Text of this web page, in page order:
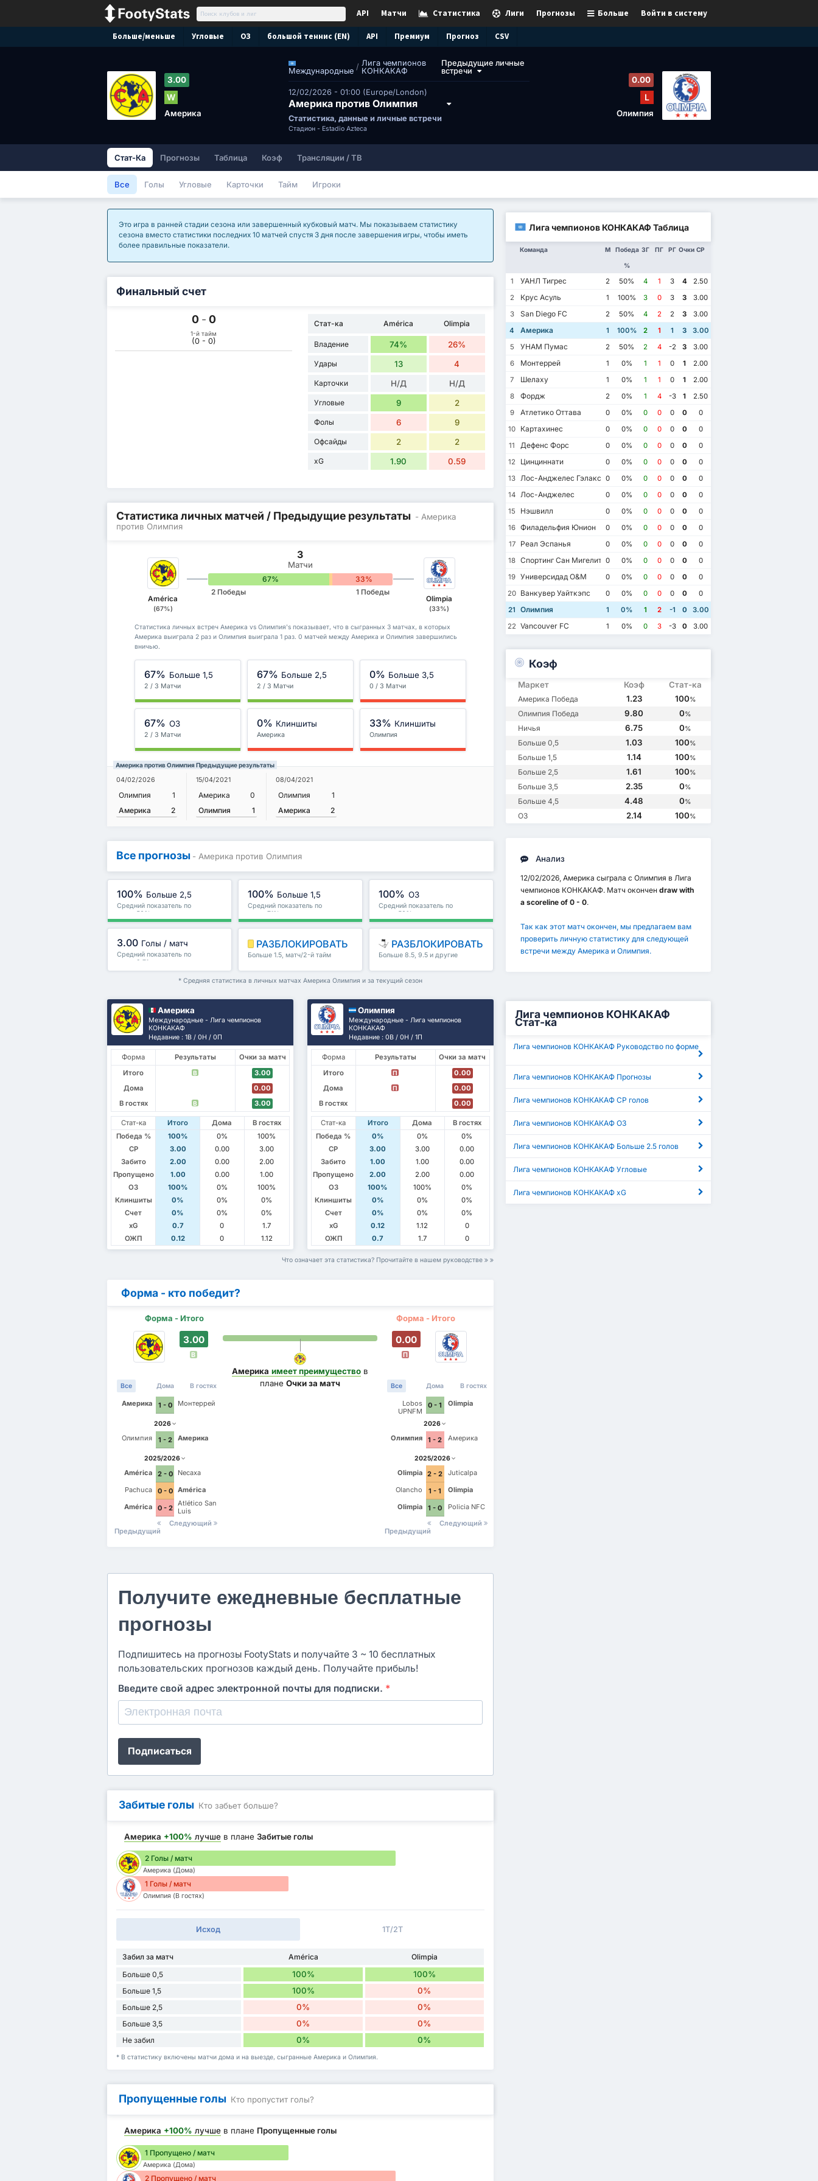
Войти в систему
Больше
Прогнозы
Лиги
Статистика
Матчи
API
Больше/меньше Угловые ОЗ большой теннис (EN) API Премиум Прогноз CSV
Международные / Лига чемпионов
КОНКАКАФ
Предыдущие личные
встречи
12/02/2026 - 01:00 (Europe/London)
Америка против Олимпия
Статистика, данные и личные встречи
Стадион - Estadio Azteca
3.00
W
Америка
0.00
L
Олимпия
Стат-Ка Прогнозы Таблица Коэф Трансляции / ТВ
Все Голы Угловые Карточки Тайм Игроки
Это игра в ранней стадии сезона или завершенный кубковый матч. Мы показываем статистику
сезона вместо статистики последних 10 матчей спустя 3 дня после завершения игры, чтобы иметь
более правильные показатели.
Финальный счет
0 - 0
1-й тайм
(0 - 0)
Стат-ка América Olimpia
Владение 74% 26%
Удары 13 4
Карточки Н/Д Н/Д
Угловые 9 2
Фолы 6 9
Офсайды 2 2
xG 1.90 0.59
Статистика личных матчей / Предыдущие результаты - Америка
против Олимпия
América
(67%)
3
Матчи
67% 33%
2 Победы 1 Победы
Olimpia
(33%)
Статистика личных встреч Америка vs Олимпия's показывает, что в сыгранных 3 матчах, в которых
Америка выиграла 2 раз и Олимпия выиграла 1 раз. 0 матчей между Америка и Олимпия завершились
вничью.
67% Больше 1,5
2 / 3 Матчи
67% Больше 2,5
2 / 3 Матчи
0% Больше 3,5
0 / 3 Матчи
67% ОЗ
2 / 3 Матчи
0% Клиншиты
Америка
33% Клиншиты
Олимпия
Америка против Олимпия Предыдущие результаты
04/02/2026
Олимпия
1
Америка
2
15/04/2021
Америка
0
Олимпия
1
08/04/2021
Олимпия
1
Америка
2
Все прогнозы - Америка против Олимпия
100% Больше 2,5
Средний показатель по
лиге : 56%
100% Больше 1,5
Средний показатель по
лиге : 71%
100% ОЗ
Средний показатель по
лиге : 56%
3.00 Голы / матч
Средний показатель по
лиге : 2.71
РАЗБЛОКИРОВАТЬ
Больше 1.5, матч/2-й тайм
РАЗБЛОКИРОВАТЬ
Больше 8.5, 9.5 и другие
* Средняя статистика в личных матчах Америка Олимпия и за текущий сезон
Америка
Международные - Лига чемпионов
КОНКАКАФ
Недавние : 1В / 0Н / 0П
Форма Результаты
Очки за матч
Итого
В
3.00
Дома
0.00
В гостях
В 3.00
Стат-ка Итого Дома
В гостях
Победа %
100% 0%
100%
СР
3.00 0.00
3.00
Забито
2.00 0.00
2.00
Пропущено
1.00 0.00
1.00
ОЗ
100% 0%
100%
Клиншиты
0% 0%
0%
Счет
0% 0%
0%
xG
0.7 0
1.7
ОЖП
0.12 0 1.12
Олимпия
Международные - Лига чемпионов
КОНКАКАФ
Недавние : 0В / 0Н / 1П
Форма Результаты
Очки за матч
Итого
П
0.00
Дома
П
0.00
В гостях
0.00
Стат-ка Итого Дома
В гостях
Победа %
0% 0%
0%
СР
3.00 3.00
0.00
Забито
1.00 1.00
0.00
Пропущено
2.00 2.00
0.00
ОЗ
100% 100%
0%
Клиншиты
0% 0%
0%
Счет
0% 0%
0%
xG
0.12 1.12
0
ОЖП
0.7 1.7 0
Что означает эта статистика? Прочитайте в нашем руководстве
Форма - кто победит?
Форма - Итого Форма - Итого
3.00
В
Все Дома В гостях
Америка 1 - 0 Монтеррей
2026
Олимпия 1 - 2 Америка
2025/2026
América 2 - 0
Necaxa
Pachuca
0 - 0
América
América
0 - 2
Atlético San
Luis
Предыдущий
Следующий
Америка имеет преимуществов
плане Очки за матч
0.00
П
Все Дома В гостях
Lobos
UPNFM
0 - 1 Olimpia
2026
Олимпия 1 - 2 Америка
2025/2026
Olimpia 2 - 2
Juticalpa
Olancho
1 - 1
Olimpia
Olimpia
1 - 0 Policia NFC
Предыдущий
Следующий
Получите ежедневные бесплатные
прогнозы
Подпишитесь на прогнозы FootyStats и получайте 3 ~ 10 бесплатных
пользовательских прогнозов каждый день. Получайте прибыль!
Введите свой адрес электронной почты для подписки. *
Подписаться
Забитые голы Кто забьет больше?
Америка +100% лучше в планеЗабитые голы
2 Голы / матч
Америка (Дома)
1 Голы / матч
Олимпия (В гостях)
Исход 1Т/2Т
Забил за матч América
Olimpia
Больше 0,5
100% 100%
Больше 1,5 100% 0%
Больше 2,5 0% 0%
Больше 3,5 0% 0%
Не забил 0% 0%
* В статистику включены матчи дома и на выезде, сыгранные Америка и Олимпия.
Пропущенные голы Кто пропустит голы?
Америка +100% лучше в плане Пропущенные голы
1 Пропущено / матч
Америка (Дома)
2 Пропущено / матч
Лига чемпионов КОНКАКАФ Таблица
Команда М Победа
%
ЗГ ПГ РГ Очки СР
1 УАНЛ Тигрес 2 50% 4 1 3 4
2.50
2
Крус Асуль 1 100% 3 0 3 3
3.00
3
San Diego FC 2 50% 4 2 2 3
3.00
4
Америка 1 100% 2 1 1 3
3.00
5
УНАМ Пумас 2 50% 2 4 -2 3
3.00
6
Монтеррей 1 0% 1 1 0 1
2.00
7
Шелаху 1 0% 1 1 0 1
2.00
8
Фордж 2 0% 1 4 -3 1
2.50
9
Атлетико Оттава 0 0% 0 0 0 0
0
10
Картахинес 0 0% 0 0 0 0
0
11
Дефенс Форс 0 0% 0 0 0 0
0
12
Цинциннати 0 0% 0 0 0 0
0
13 Лос-Анджелес Гэлакси 0 0% 0 0 0 0
0
14 Лос-Анджелес 0 0% 0 0 0 0
0
15
Нэшвилл 0 0% 0 0 0 0
0
16 Филадельфия Юнион 0 0% 0 0 0 0
0
17
Реал Эспанья 0 0% 0 0 0 0
0
18 Спортинг Сан Мигелито0 0% 0 0 0 0
0
19 Универсидад О&М 0 0% 0 0 0 0
0
20 Ванкувер Уайткэпс 0 0% 0 0 0 0
0
21
Олимпия 1 0% 1 2 -1 0
3.00
22 Vancouver FC 1 0% 0 3 -3 0 3.00
Коэф
Маркет Коэф Стат-ка
Америка Победа 1.23 100%
Олимпия Победа 9.80 0%
Ничья 6.75 0%
Больше 0,5 1.03 100%
Больше 1,5 1.14 100%
Больше 2,5 1.61 100%
Больше 3,5 2.35 0%
Больше 4,5 4.48 0%
ОЗ 2.14 100%
Анализ
12/02/2026, Америка сыграла с Олимпия в Лига
чемпионов КОНКАКАФ. Матч окончен draw with
a scoreline of 0 - 0.
Так как этот матч окончен, мы предлагаем вам
проверить личную статистику для следующей
встречи между Америка и Олимпия.
Лига чемпионов КОНКАКАФ
Стат-ка
Лига чемпионов КОНКАКАФ Руководство по форме
Лига чемпионов КОНКАКАФ Прогнозы
Лига чемпионов КОНКАКАФ СР голов
Лига чемпионов КОНКАКАФ ОЗ
Лига чемпионов КОНКАКАФ Больше 2.5 голов
Лига чемпионов КОНКАКАФ Угловые
Лига чемпионов КОНКАКАФ xG